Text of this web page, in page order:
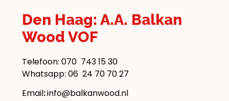
Den Haag: A.A. Balkan
Wood VOF
Telefoon:070 743 15 30
Whatsapp: 06 24 70 70 27
Email:info@balkanwood.nl